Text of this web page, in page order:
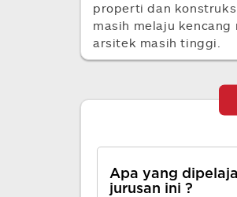
properti dan
masih melaju
arsitek masih tinggi.
Apa yang
jurusan ini ?